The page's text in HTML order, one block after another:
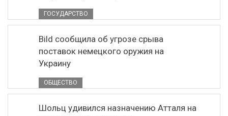
ГОСУДАРСТВО
Bild сообщила об угрозе срыва
поставок немецкого оружия на
Украину
ОБЩЕСТВО
Шольц удивился назначению Атталя на